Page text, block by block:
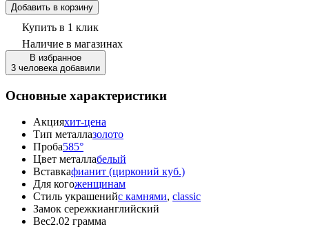
Добавить в корзину
Купить в 1 клик
Наличие в магазинах
В избранное
3 человека добавили
Основные характеристики
Акцияхит-цена
Тип металлазолото
Проба585°
Цвет металлабелый
Вставкафианит (цирконий куб.)
Для когоженщинам
Стиль украшенийс камнями, classic
Замок сережкианглийский
Вес2.02 грамма